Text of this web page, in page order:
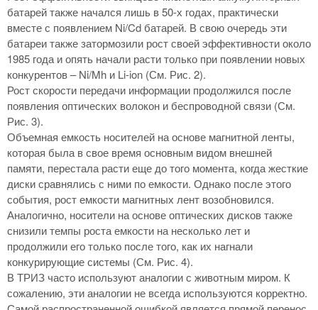
батарей также начался лишь в 50-х годах, практически
вместе с появлением Ni/Cd батарей. В свою очередь эти
батареи также затормозили рост своей эффективности около
1985 года и опять начали расти только при появлении новых
конкурентов – Ni/Mh и Li-ion (См. Рис. 2).
Рост скорости передачи информации продолжился после
появления оптических волокон и беспроводной связи (См.
Рис. 3).
Объемная емкость носителей на основе магнитной ленты,
которая была в свое время основным видом внешней
памяти, перестала расти еще до того момента, когда жесткие
диски сравнялись с ними по емкости. Однако после этого
события, рост емкости магнитных лент возобновился.
Аналогично, носители на основе оптических дисков также
снизили темпы роста емкости на несколько лет и
продолжили его только после того, как их нагнали
конкурирующие системы (См. Рис. 4).
В ТРИЗ часто используют аналогии с животным миром. К
сожалению, эти аналогии не всегда используются корректно.